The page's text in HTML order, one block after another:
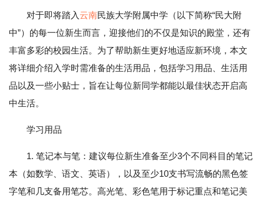
对于即将踏入 云南民族大学附属中学（以下简称“民大附
中”）的每一位新生而言，迎接他们的不仅是知识的殿堂，还有
丰富多彩的校园生活。为了帮助新生更好地适应新环境，本文
将详细介绍入学时需准备的生活用品，包括学习用品、生活用
品以及一些小贴士，旨在让每位新同学都能以最佳状态开启高
中生活。
学习用品
1. 笔记本与笔：建议每位新生准备至少3个不同科目的笔记
本（如数学、语文、英语），以及至少10支书写流畅的黑色签
字笔和几支备用笔芯。高光笔、彩色笔用于标记重点和笔记美